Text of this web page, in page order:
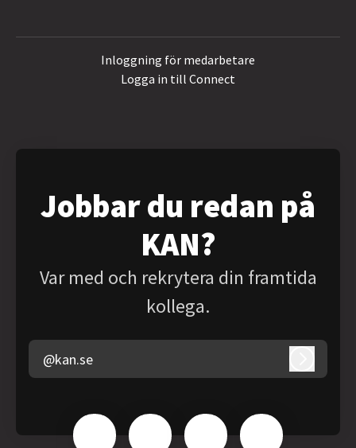
Inloggning för medarbetare
Logga in till Connect
Jobbar du redan på
KAN?
Var med och rekrytera din framtida
kollega.
@kan.se